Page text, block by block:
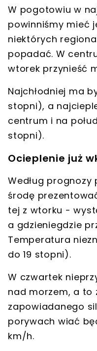
W pogotowiu w
powinniśmy mieć
niektórych
popadać. W
wtorek przynieść
Najchłodniej ma
stopni), a
centrum i na
stopni).
Ocieplenie już
Według prognozy
środę
tej z wtorku -
a gdzieniegdzie
Temperatura
do 19 stopni).
W czwartek
nad morzem, a to
zapowiadanego
porywach wiać
km/h.